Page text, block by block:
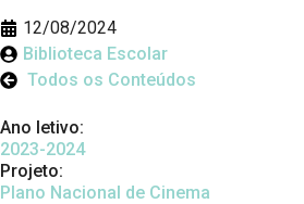
12/08/2024
Biblioteca Escolar
Todos os Conteúdos
Ano letivo:
2023-2024
Projeto:
Plano Nacional de Cinema